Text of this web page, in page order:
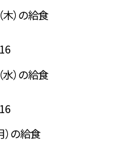
木）の給食
水）の給食
）の給食